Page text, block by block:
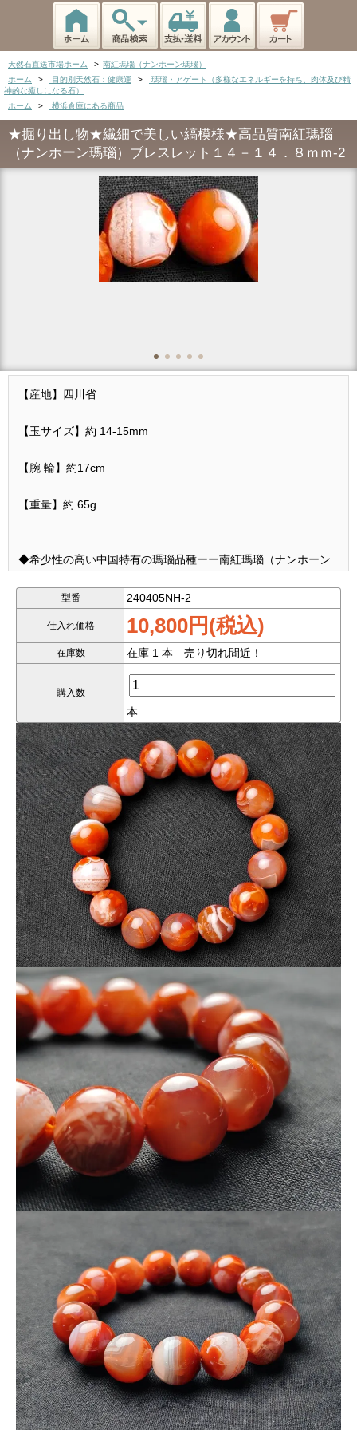
天然石直送市場ホーム > 南紅瑪瑙（ナンホーン瑪瑙）
ホーム
> 目的別天然石：健康運 >
瑪瑙・アゲート（多様なエネルギーを持ち、肉体及び精
神的な癒しになる石）
ホーム
> 横浜倉庫にある商品
★掘り出し物★繊細で美しい縞模様★高品質南紅瑪瑙
（ナンホーン瑪瑙）ブレスレット１４－１４．８ｍｍ-2
【産地】四川省
【玉サイズ】約 14-15mm
【腕 輪】約17cm
【重量】約 65g
◆希少性の高い中国特有の瑪瑙品種ーー南紅瑪瑙（ナンホーン
◆夕日・夕焼けの如く少し渋いオレンジ色
◆ストレスの解消、プラスとマイナスのエネルギーの調和、愛
◆繊細で美しい縞模様です。
★原石由来の傷（砂穴）や凹みが極めて多い石ですが、何十キ
ロの完成品からほぼ完璧なものを厳選しました。
※天然石由来の傷やヒビなどが一部入っている場合がございま
す。
※なるべく現物に近い写真撮影を心がけていますが、モニター
環境により実物との色合いの差が生じる場合があります。
型番 240405NH-2
仕入れ価格 10,800円(税込)
在庫数 在庫 1 本 売り切れ間近！
購入数
本